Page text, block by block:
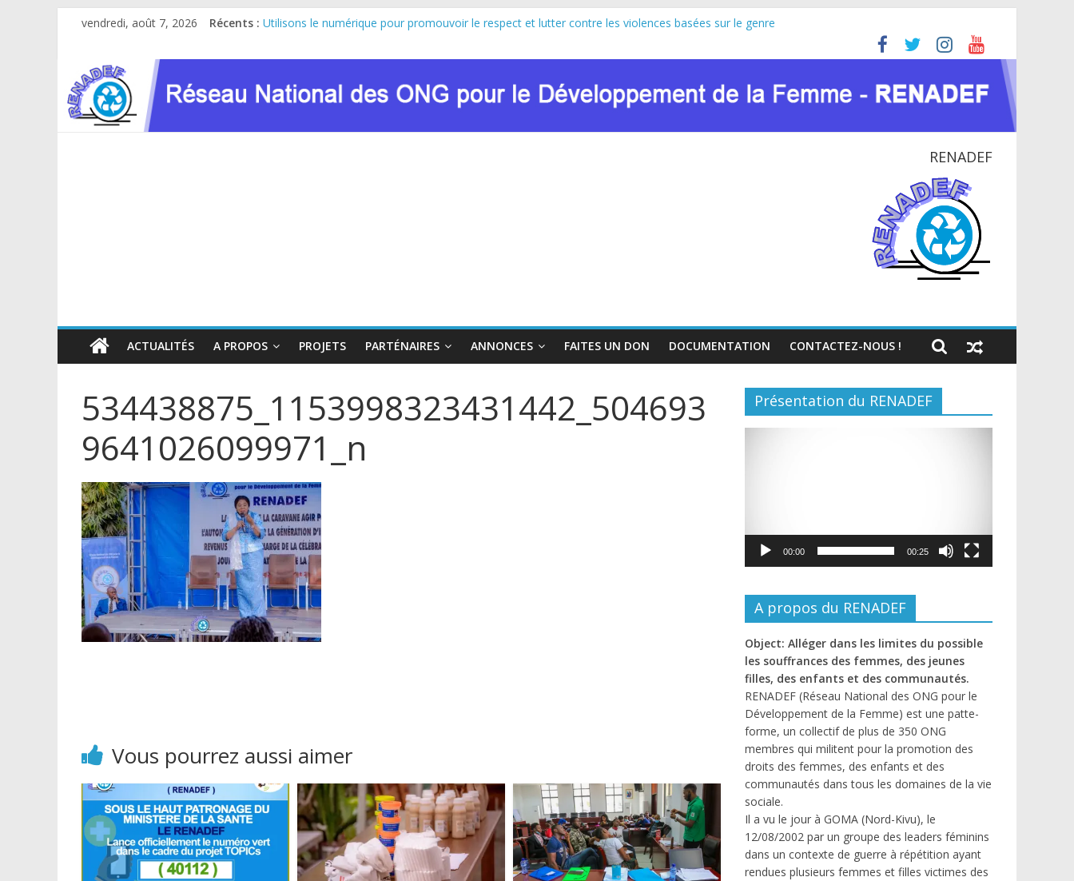
Passervendredi, août 7, 2026 Récents : Utilisons le numérique pour promouvoir le respect et lutter contre les violences basées sur le genre
RDC : Sous l’impulsion de Marie Nyombo Zaina, le CPD et RENADEF renforcent leur plaidoyer pour la paix et le dialogue national
Atelier de consultation sur les approches innovantes de lutte contre les VBG dans le contexte du VIH et des crises humanitaires
RENADEF
ACTUALITÉS A PROPOS PROJETS PARTÉNAIRES ANNONCES FAITES UN DON DOCUMENTATION CONTACTEZ-NOUS !
534438875_1153998323431442_504693
9641026099971_n
Vous pourrez aussi aimer
Présentation du RENADEF
00:00 00:25
A propos du RENADEF
Object: Alléger dans les limites du possible
les souffrances des femmes, des jeunes
filles, des enfants et des communautés.
RENADEF (Réseau National des ONG pour le
Développement de la Femme) est une patte-
forme, un collectif de plus de 350 ONG
membres qui militent pour la promotion des
droits des femmes, des enfants et des
communautés dans tous les domaines de la vie
sociale.
Il a vu le jour à GOMA (Nord-Kivu), le
12/08/2002 par un groupe des leaders féminins
dans un contexte de guerre à répétition ayant
rendues plusieurs femmes et filles victimes des